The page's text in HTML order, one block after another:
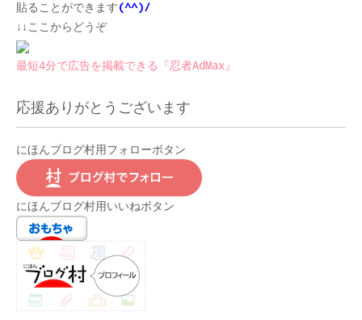
貼ることができます(^^)/
↓↓ここからどうぞ
最短4分で広告を掲載できる『忍者AdMax』
応援ありがとうございます
にほんブログ村用フォローボタン
にほんブログ村用いいねボタン